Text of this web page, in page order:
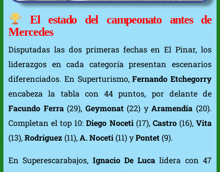
El estado del campeonato antes de
Mercedes
Disputadas las dos primeras fechas en El Pinar, los
liderazgos en cada categoría presentan escenarios
diferenciados. En Superturismo,Fernando Etchegorry
encabeza la tabla con 44 puntos, por delante de
Facundo Ferra(29), Geymonat(22) yAramendía (20).
Completan el top 10:Diego Noceti(17), Castro(16),Vita
(13),Rodríguez (11),A. Noceti(11) yPontet(9).
En Superescarabajos, Ignacio De Luca lidera con 47